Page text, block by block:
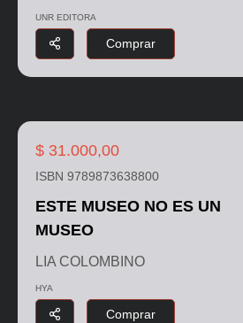
UNR EDITORA
Comprar
$ 31.000,00
ISBN 9789873638800
ESTE MUSEO NO ES UN
MUSEO
LIA COLOMBINO
HYA
Comprar